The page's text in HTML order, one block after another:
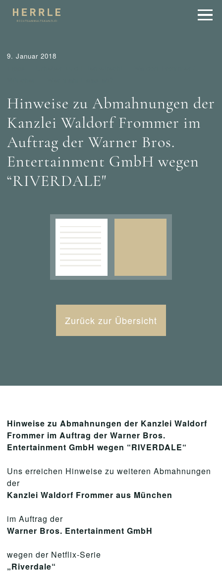
9. Januar 2018
Hinweise zu Abmahnungen der
Kanzlei Waldorf Frommer im
Auftrag der Warner Bros.
Entertainment GmbH wegen
“RIVERDALE"
Zurück zur Übersicht
Hinweise zu Abmahnungen der Kanzlei Waldorf
Frommer im Auftrag der Warner Bros.
Entertainment GmbH wegen “RIVERDALE“
Uns erreichen Hinweise zu weiteren Abmahnungen
der
Kanzlei Waldorf Frommer aus München
im Auftrag der
Warner Bros. Entertainment GmbH
wegen der Netflix-Serie
„Riverdale“